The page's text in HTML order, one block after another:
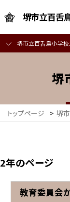
堺市立百舌
堺市立百舌鳥小学校
堺
トップページ > 堺
2年のページ
教育委員会